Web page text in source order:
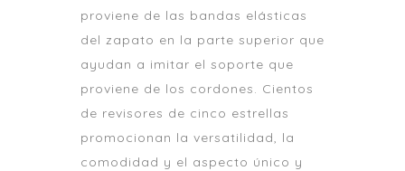
proviene de las bandas elásticas
del zapato en la parte superior que
ayudan a imitar el soporte que
proviene de los cordones. Cientos
de revisores de cinco estrellas
promocionan la versatilidad, la
comodidad y el aspecto único y